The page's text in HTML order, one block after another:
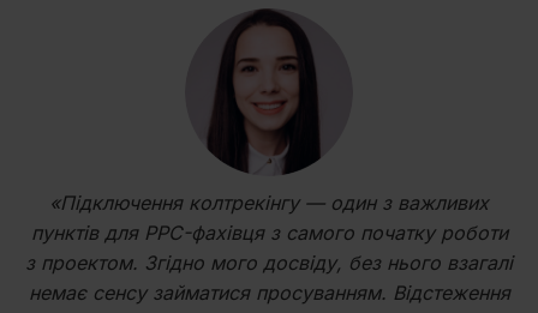
«Підключення колтрекінгу — один з важливих
пунктів для PPC-фахівця з самого початку роботи
з проектом. Згідно мого досвіду, без нього взагалі
немає сенсу займатися просуванням. Відстеження